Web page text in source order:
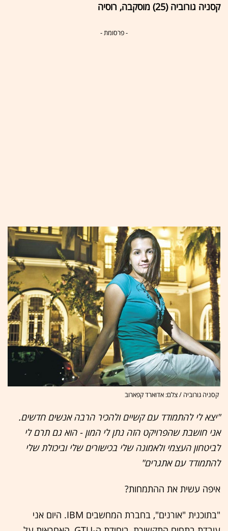
קסניה גורוביה (25) מוסקבה, רוסיה
- פרסומת -
קסניה גורוביה / צלם: אדוארד קפארוב
"יצא לי להתמודד עם קשיים ולהכיר הרבה אנשים חדשים.
אני חושבת שהפרויקט הזה נתן לי המון - הוא גם תרם לי
לביטחון העצמי ולאמונה שלי בכישורים שלי וביכולת שלי
להתמודד עם אתגרים"
איפה עשית את ההתמחות?
"בתוכנית "אורנים", בחברת המחשבים IBM. היום אני